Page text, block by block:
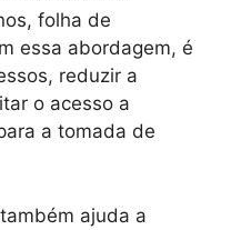
folha de
essa abordagem, é
reduzir a
o acesso a
a tomada de
ajuda a